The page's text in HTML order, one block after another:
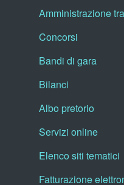
Amministrazione
Concorsi
Bandi di gara
Bilanci
Albo pretorio
Servizi online
Elenco siti tematici
Fatturazione